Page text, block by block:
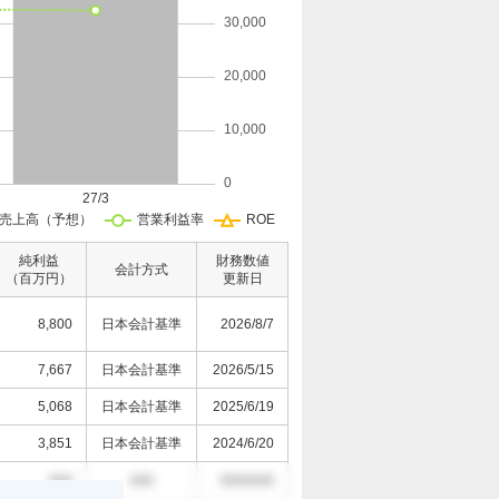
純利益
（百万円）
会計方式
財務数値
更新日
8,800 日本会計基準 2026/8/7
7,667 日本会計基準 2026/5/15
5,068 日本会計基準 2025/6/19
3,851 日本会計基準 2024/6/20
000